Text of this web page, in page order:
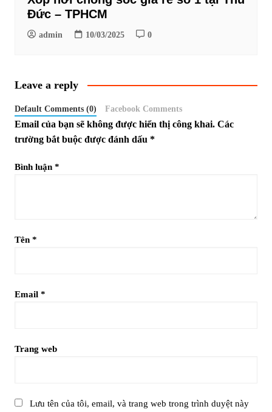
Đức – TPHCM
admin 10/03/2025 0
Leave a reply
Default Comments (0) Facebook Comments
Email của bạn sẽ không được hiển thị công khai. Các
trường bắt buộc được đánh dấu *
Bình luận *
Tên *
Email *
Trang web
Lưu tên của tôi, email, và trang web trong trình duyệt này